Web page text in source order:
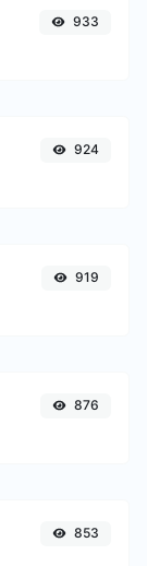
933
924
919
876
853